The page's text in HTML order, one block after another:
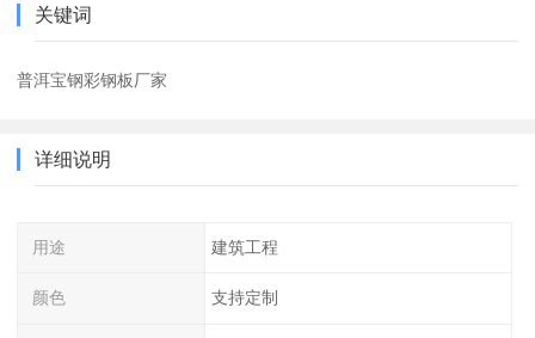
关键词
普洱宝钢彩钢板厂家
详细说明
用途 建筑工程
颜色 支持定制